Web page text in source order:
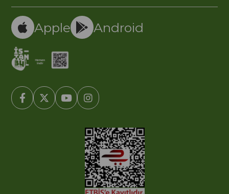
Apple Android